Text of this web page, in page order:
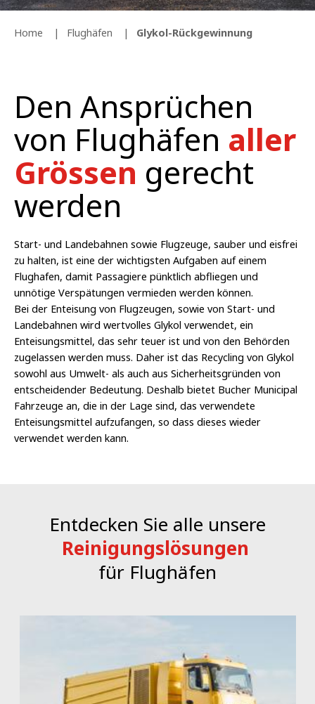
Home Flughäfen Glykol-Rückgewinnung
Den Ansprüchen
von Flughäfen aller
Grössen gerecht
werden
Start- und Landebahnen sowie Flugzeuge, sauber und eisfrei
zu halten, ist eine der wichtigsten Aufgaben auf einem
Flughafen, damit Passagiere pünktlich abfliegen und
unnötige Verspätungen vermieden werden können.
Bei der Enteisung von Flugzeugen, sowie von Start- und
Landebahnen wird wertvolles Glykol verwendet, ein
Enteisungsmittel, das sehr teuer ist und von den Behörden
zugelassen werden muss. Daher ist das Recycling von Glykol
sowohl aus Umwelt- als auch aus Sicherheitsgründen von
entscheidender Bedeutung. Deshalb bietet Bucher Municipal
Fahrzeuge an, die in der Lage sind, das verwendete
Enteisungsmittel aufzufangen, so dass dieses wieder
verwendet werden kann.
Entdecken Sie alle unsere
Reinigungslösungen
für Flughäfen